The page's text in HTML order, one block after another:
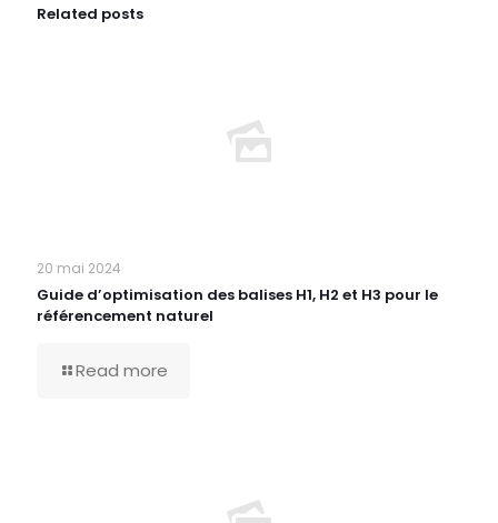
Related posts
20 mai 2024
Guide d’optimisation des balises H1, H2 et H3 pour le
référencement naturel
Read more